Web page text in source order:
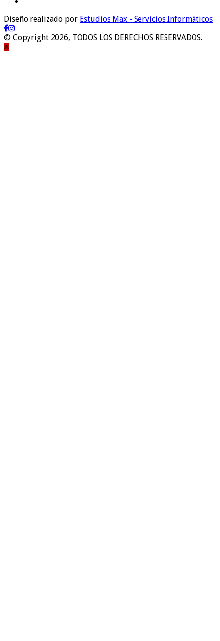
Diseño realizado por Estudios Max - Servicios Informáticos
© Copyright 2026, TODOS LOS DERECHOS RESERVADOS.